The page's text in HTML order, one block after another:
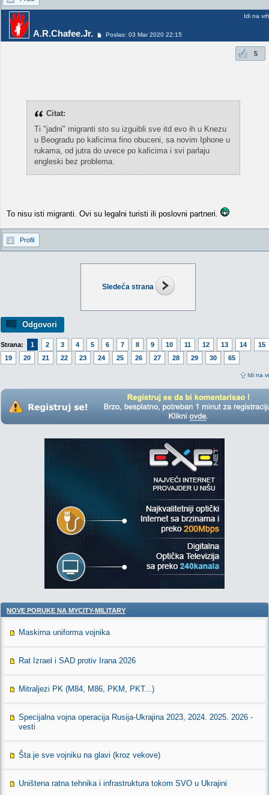
Sledeća strana
Odgovori
Strana: 1 2 3 4 5 6 7 8 9 10 11 12 13 14
15
19
20 21 22 23 24 25 26 27 28 29 30 65
Idi na
A.R.Chafee.Jr. Poslao: 03 Mar 2020 22:15
Idi na vrh
5
Citat:
Ti "jadni" migranti sto su izguibli sve itd evo ih u Knezu
u Beogradu po kaficima fino obuceni, sa novim Iphone u
rukama, od jutra do uvece po kaficima i svi parlaju
engleski bez problema.
To nisu isti migranti. Ovi su legalni turisti ili poslovni partneri.
Profil
NOVE PORUKE NA MYCITY-MILITARY
Maskirna uniforma vojnika
Rat Izrael i SAD protiv Irana 2026
Mitraljezi PK (M84, M86, PKM, PKT...)
Specijalna vojna operacija Rusija-Ukrajina 2023, 2024. 2025. 2026 -
vesti
Šta je sve vojniku na glavi (kroz vekove)
Uništena ratna tehnika i infrastruktura tokom SVO u Ukrajini